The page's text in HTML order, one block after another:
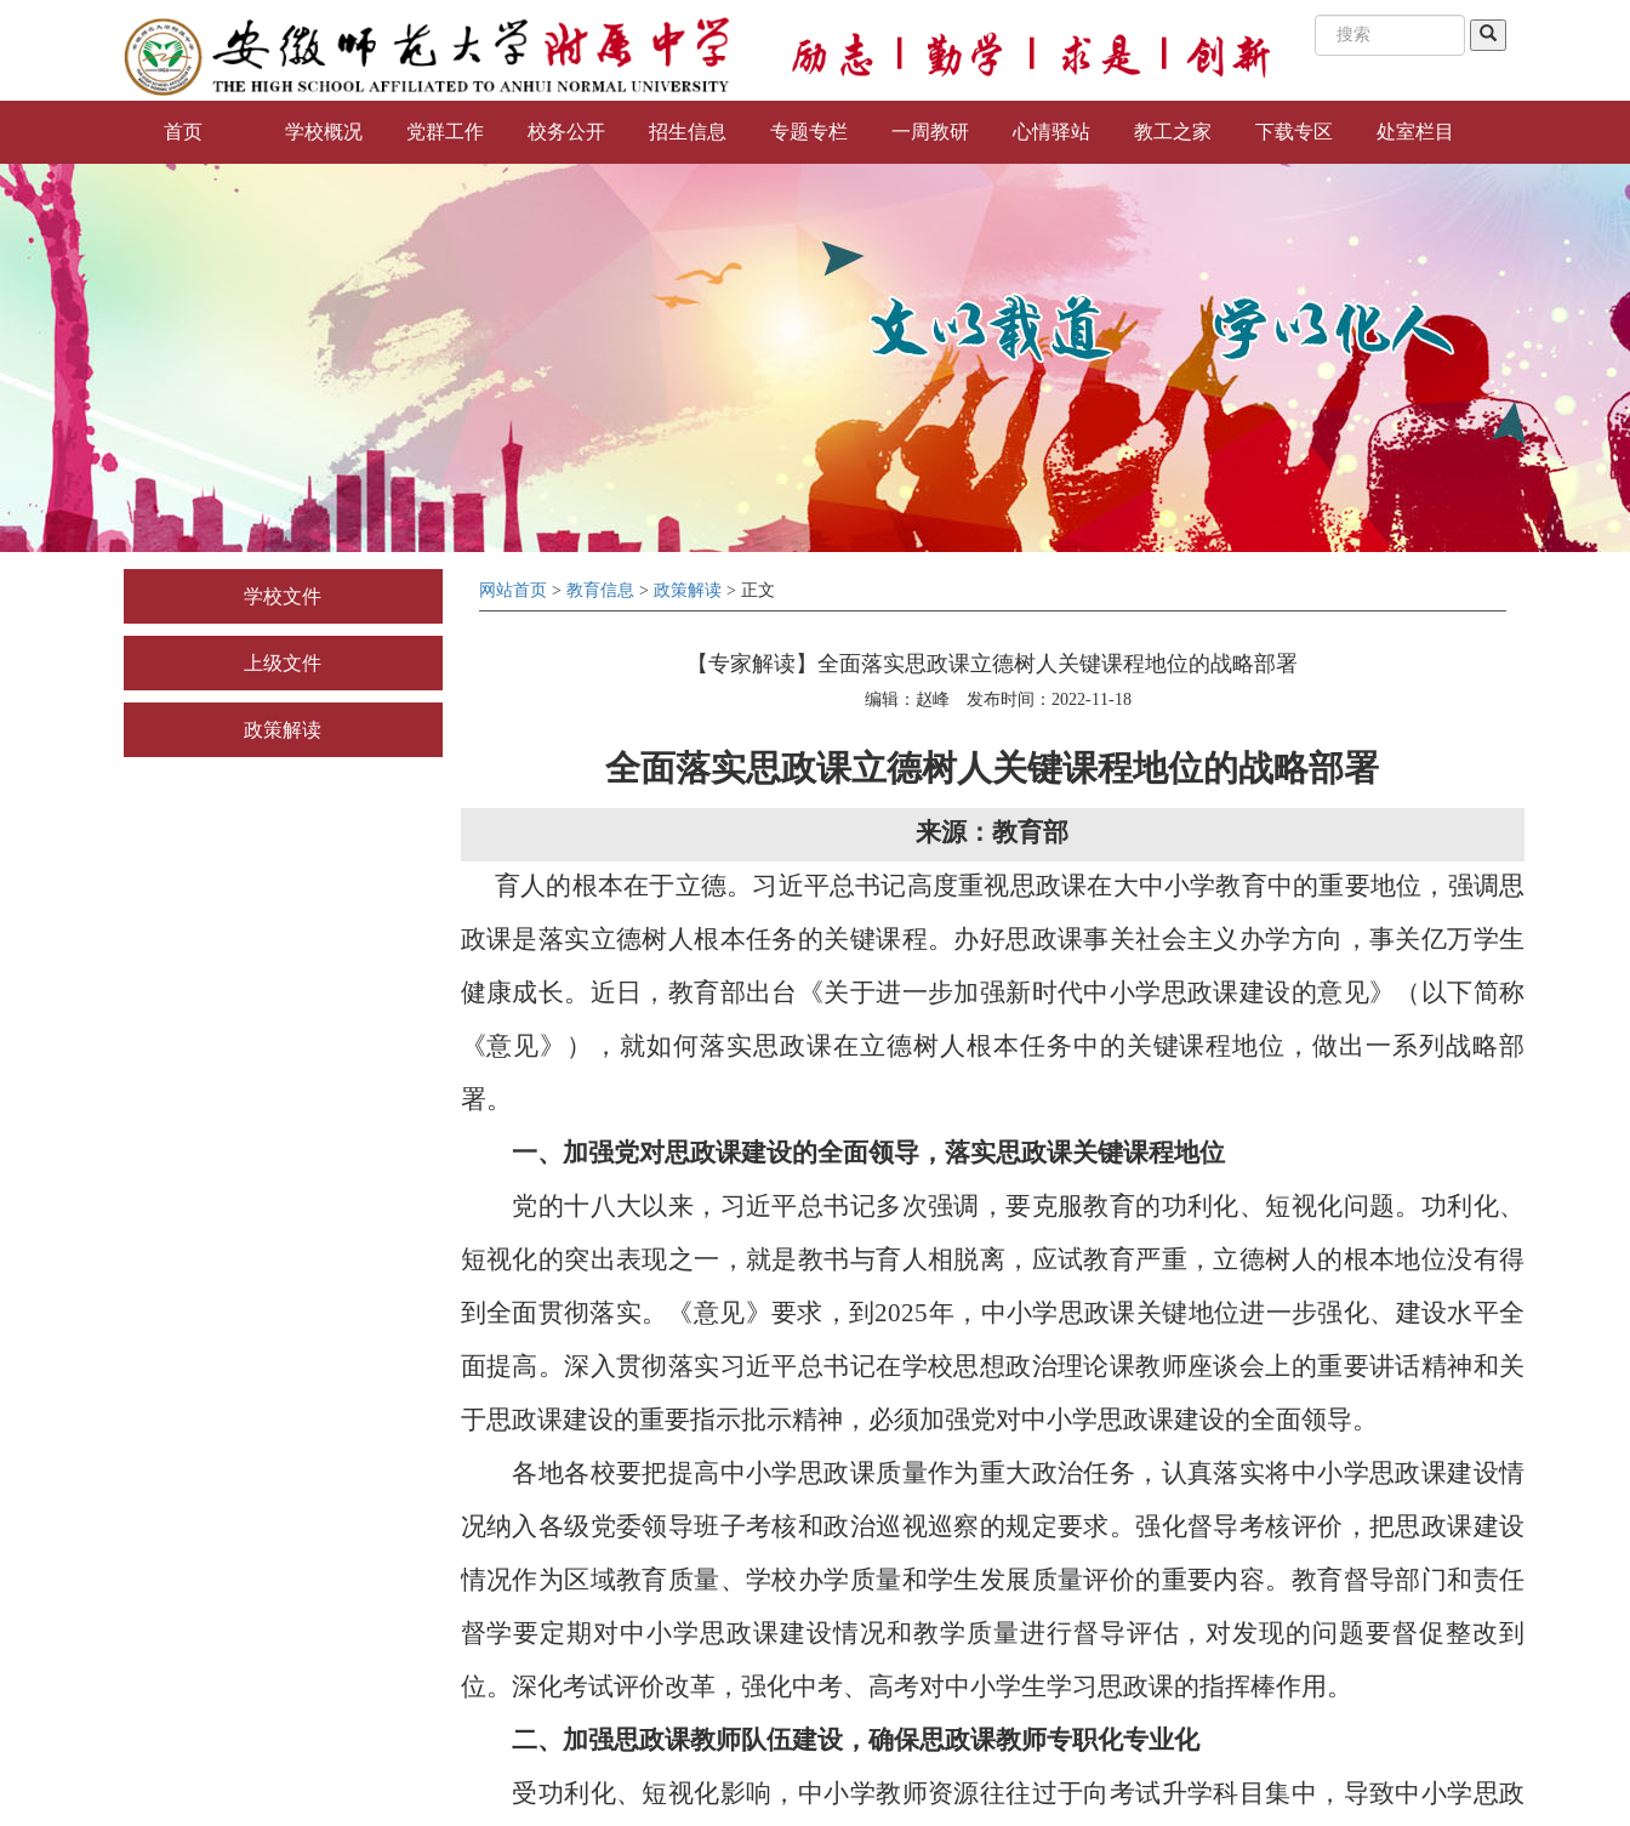
首页 学校概况 党群工作 校务公开 招生信息 专题专栏 一周教研 心情驿站 教工之家 下载专区 处室栏目
学校文件
上级文件
政策解读
网站首页 > 教育信息 > 政策解读> 正文
【专家解读】全面落实思政课立德树人关键课程地位的战略部署
编辑：赵峰 发布时间：2022-11-18
全面落实思政课立德树人关键课程地位的战略部署
来源：教育部
育人的根本在于立德。习近平总书记高度重视思政课在大中小学教育中的重要地位，强调思
政课是落实立德树人根本任务的关键课程。办好思政课事关社会主义办学方向，事关亿万学生
健康成长。近日，教育部出台《关于进一步加强新时代中小学思政课建设的意见》（以下简称
《意见》），就如何落实思政课在立德树人根本任务中的关键课程地位，做出一系列战略部
署。
一、加强党对思政课建设的全面领导，落实思政课关键课程地位
党的十八大以来，习近平总书记多次强调，要克服教育的功利化、短视化问题。功利化、
短视化的突出表现之一，就是教书与育人相脱离，应试教育严重，立德树人的根本地位没有得
到全面贯彻落实。《意见》要求，到 2025年，中小学思政课关键地位进一步强化、建设水平全
面提高。深入贯彻落实习近平总书记在学校思想政治理论课教师座谈会上的重要讲话精神和关
于思政课建设的重要指示批示精神，必须加强党对中小学思政课建设的全面领导。
各地各校要把提高中小学思政课质量作为重大政治任务，认真落实将中小学思政课建设情
况纳入各级党委领导班子考核和政治巡视巡察的规定要求。强化督导考核评价，把思政课建设
情况作为区域教育质量、学校办学质量和学生发展质量评价的重要内容。教育督导部门和责任
督学要定期对中小学思政课建设情况和教学质量进行督导评估，对发现的问题要督促整改到
位。深化考试评价改革，强化中考、高考对中小学生学习思政课的指挥棒作用。
二、加强思政课教师队伍建设，确保思政课教师专职化专业化
受功利化、短视化影响，中小学教师资源往往过于向考试升学科目集中，导致中小学思政